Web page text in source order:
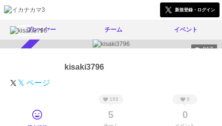
新規登録・ログイン
プレイヤー チーム イベント
817
kisaki3796
𝕏 ページ
193
5
0
0